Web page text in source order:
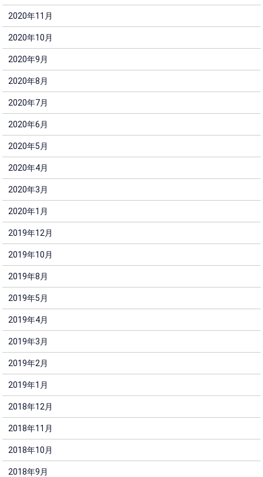
2020年11月
2020年10月
2020年9月
2020年8月
2020年7月
2020年6月
2020年5月
2020年4月
2020年3月
2020年1月
2019年12月
2019年10月
2019年8月
2019年5月
2019年4月
2019年3月
2019年2月
2019年1月
2018年12月
2018年11月
2018年10月
2018年9月